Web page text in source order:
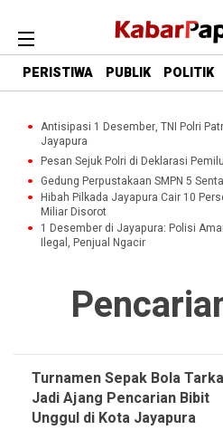
PERISTIWA PUBLIK POLITIK
Antisipasi 1 Desember, TNI Polri
Jayapura
Pesan Sejuk Polri di Deklarasi
Gedung Perpustakaan SMPN 5
Hibah Pilkada Jayapura Cair 10
Miliar Disorot
1 Desember di Jayapura: Polisi
Ilegal, Penjual Ngacir
Turnamen Sepak Bola
Jadi Ajang Pencarian Bibit
Unggul di Kota Jayapura